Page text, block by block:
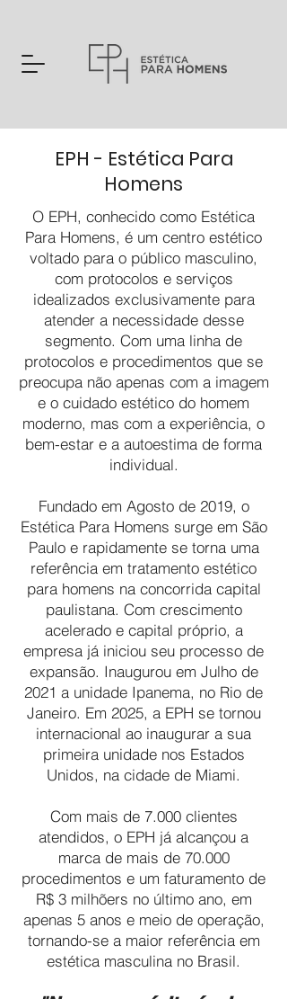
EPH - Estética Para
Homens
O EPH, conhecido como Estética
Para Homens, é um centro estético
voltado para o público masculino,
com protocolos e serviços
idealizados exclusivamente para
atender a necessidade desse
segmento. Com uma linha de
protocolos e procedimentos que se
preocupa não apenas com a imagem
e o cuidado estético do homem
moderno, mas com a experiência, o
bem-estar e a autoestima de forma
individual.
Fundado em Agosto de 2019, o
Estética Para Homens surge em São
Paulo e rapidamente se torna uma
referência em tratamento estético
para homens na concorrida capital
paulistana. Com crescimento
acelerado e capital próprio, a
empresa já iniciou seu processo de
expansão. Inaugurou em Julho de
2021 a unidade Ipanema, no Rio de
Janeiro. Em 2025, a EPH se tornou
internacional ao inaugurar a sua
primeira unidade nos Estados
Unidos, na cidade de Miami.
Com mais de 7.000 clientes
atendidos, o EPH já alcançou a
marca de mais de 70.000
procedimentos e um faturamento de
R$ 3 milhõers no último ano, em
apenas 5 anos e meio de operação,
tornando-se a maior referência em
estética masculina no Brasil.